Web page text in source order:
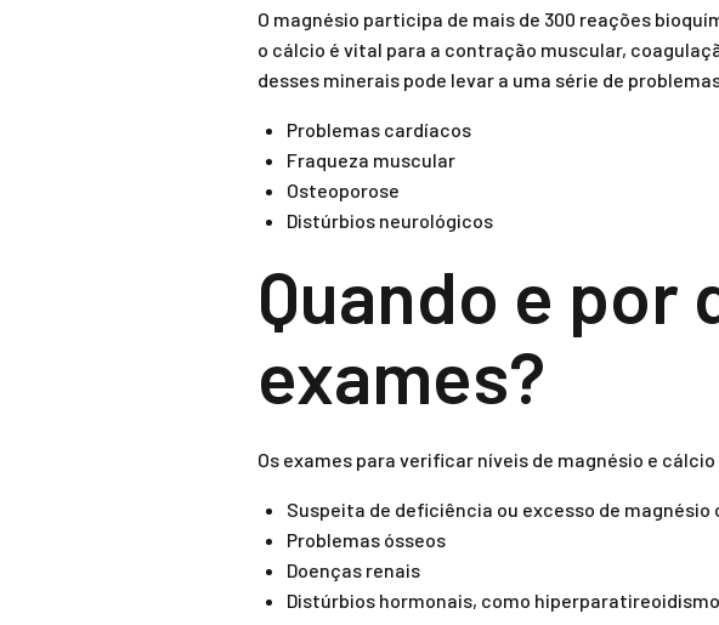
O magnésio participa de mais de 300 reações
o cálcio é vital para a contração muscular,
desses minerais pode levar a uma série de
Problemas cardíacos
Fraqueza muscular
Osteoporose
Distúrbios neurológicos
Quando e por
exames?
Os exames para verificar níveis de magnésio e
Suspeita de deficiência ou excesso de magnésio
Problemas ósseos
Doenças renais
Distúrbios hormonais, como hiperparatireoidismo